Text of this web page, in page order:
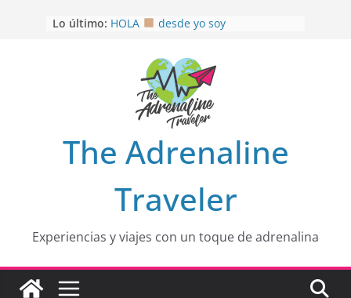
Lo último: HOLA
desde yo soy
EL SENDERO DEL CACAO: Excelente
opción
HOSPEDAJE AL NATURALSHH !!
OTRA PERSPECTIVA de RÍO EL
MULITO!
The Adrenaline
Traveler
Experiencias y viajes con un toque de adrenalina